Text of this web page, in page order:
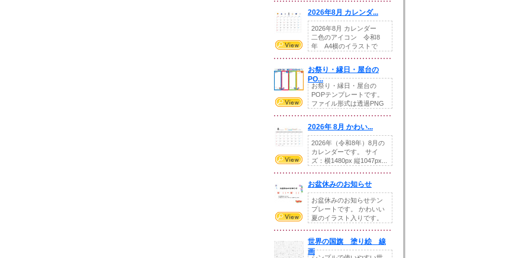
2026年8月 カレンダ...
2026年8月 カレンダー
二色のアイコン 令和8
年 A4横のイラストで
お祭り・縁日・屋台の
PO...
お祭り・縁日・屋台の
POPテンプレートです。
ファイル形式は透過PNG
2026年 8月 かわい...
2026年（令和8年）8月の
カレンダーです。 サイ
ズ：横1480px 縦1047px...
お盆休みのお知らせ
お盆休みのお知らせテン
プレートです。 かわいい
夏のイラスト入りです。
世界の国旗 塗り絵 線
画